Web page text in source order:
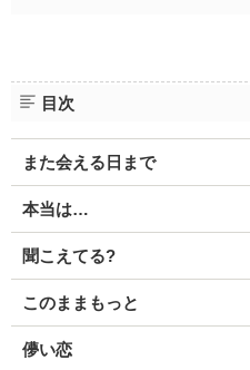
目次
また会える日まで
本当は…
聞こえてる?
このままもっと
儚い恋